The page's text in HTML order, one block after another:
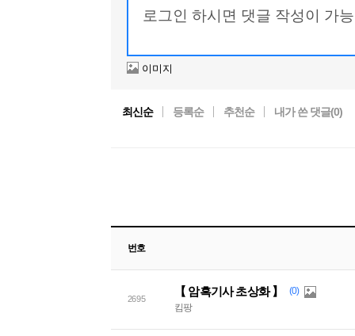
이미지
최신순 등록순 추천순 내가 쓴 댓글(0)
번호
2695
【 암흑기사 초상화 】
(0)
킴팡